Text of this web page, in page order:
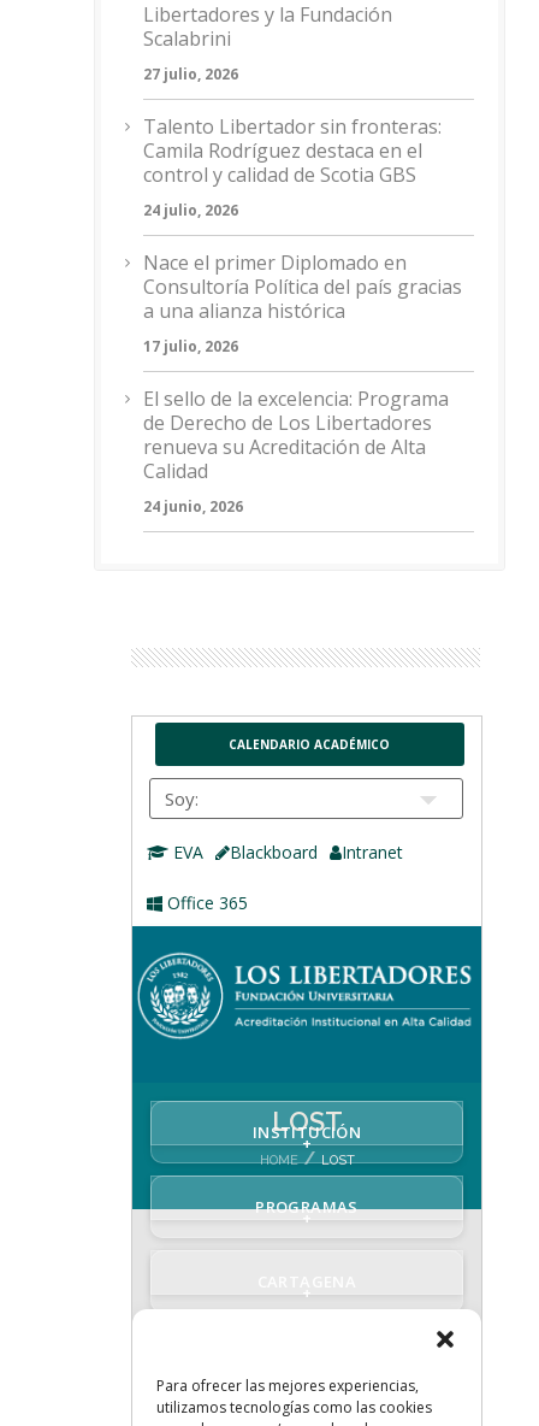
Libertadores y la Fundación
Scalabrini
27 julio, 2026
Talento Libertador sin fronteras:
Camila Rodríguez destaca en el
control y calidad de Scotia GBS
24 julio, 2026
Nace el primer Diplomado en
Consultoría Política del país gracias
a una alianza histórica
17 julio, 2026
El sello de la excelencia: Programa
de Derecho de Los Libertadores
renueva su Acreditación de Alta
Calidad
24 junio, 2026